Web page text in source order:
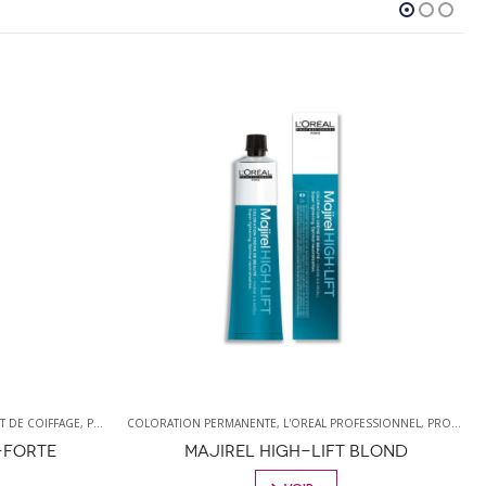
COLORATION PERMANENTE,L'OREAL PROFESSIONNEL,PRODUIT DE COLORATION
MAJIREL HIGH-LIFT BLOND
CE PRODUIT A PLUSIEURS VARIATIONS. LES OPTIONS PEUVENT ÊTRE CHOISIES SUR LA PAGE DU PRODUIT
FORME , L'OREAL